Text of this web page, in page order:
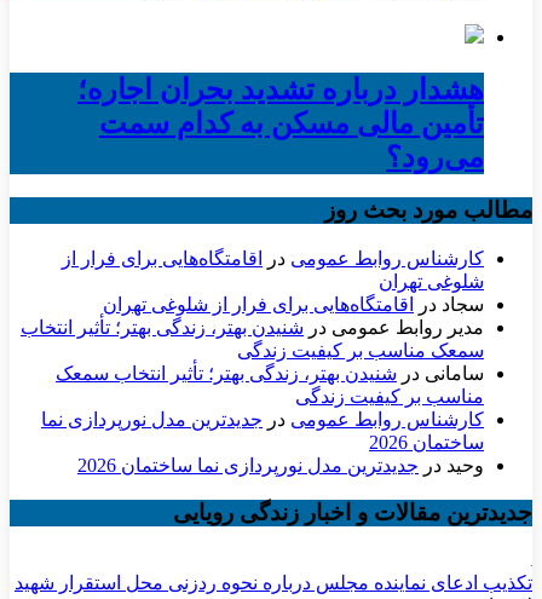
هشدار درباره تشدید بحران اجاره؛
تأمین مالی مسکن به کدام سمت
می‌رود؟
مطالب مورد بحث روز
کارشناس روابط عمومی در
اقامتگاه‌هایی برای فرار از
شلوغی تهران
سجاد در
اقامتگاه‌هایی برای فرار از شلوغی تهران
مدیر روابط عمومی در شنیدن بهتر، زندگی بهتر؛ تأثیر انتخاب
سمعک مناسب بر کیفیت زندگی
سامانی در شنیدن بهتر، زندگی بهتر؛ تأثیر انتخاب سمعک
مناسب بر کیفیت زندگی
کارشناس روابط عمومی در جدیدترین مدل نورپردازی نما
ساختمان 2026
وحید در جدیدترین مدل نورپردازی نما ساختمان 2026
جدیدترین مقالات و اخبار زندگی رویایی
تکذیب ادعای نماینده مجلس درباره نحوه ردزنی محل استقرار شهید